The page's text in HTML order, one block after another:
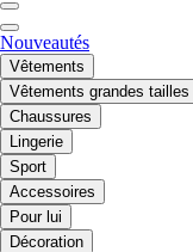
Nouveautés
Vêtements
Vêtements grandes tailles
Chaussures
Lingerie
Sport
Accessoires
Pour lui
Décoration